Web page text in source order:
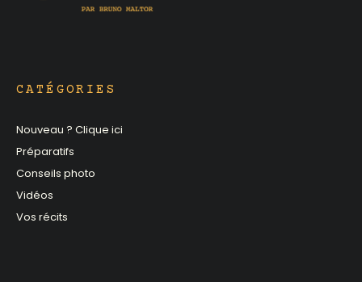
CATÉGORIES
Nouveau ? Clique ici
Préparatifs
Conseils photo
Vidéos
Vos récits